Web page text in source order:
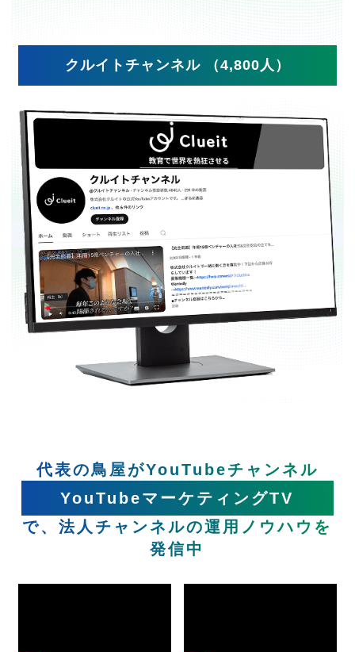
クルイトチャンネル （4,800人）
代表の鳥屋がYouTubeチャンネル
YouTubeマーケティングTV
で、法人チャンネルの運用ノウハウを
発信中